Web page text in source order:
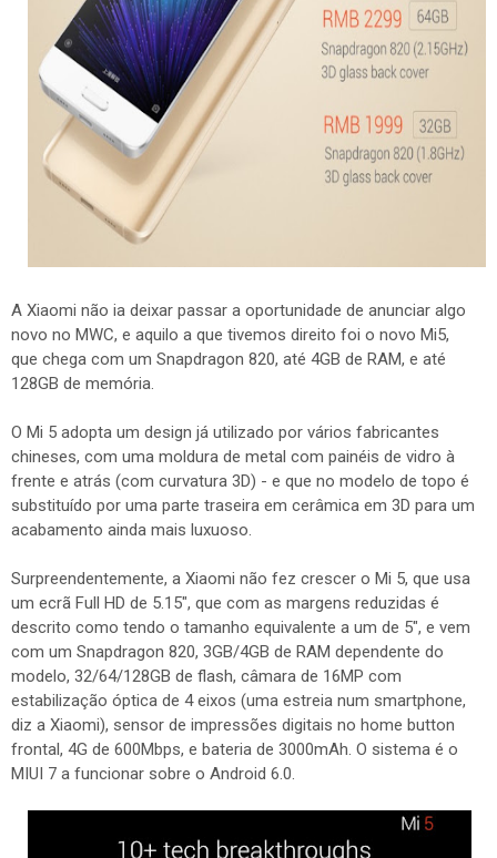
A Xiaomi não ia deixar passar a oportunidade de anunciar algo
novo no MWC, e aquilo a que tivemos direito foi o novo Mi5,
que chega com um Snapdragon 820, até 4GB de RAM, e até
128GB de memória.
O Mi 5 adopta um design já utilizado por vários fabricantes
chineses, com uma moldura de metal com painéis de vidro à
frente e atrás (com curvatura 3D) - e que no modelo de topo é
substituído por uma parte traseira em cerâmica em 3D para um
acabamento ainda mais luxuoso.
Surpreendentemente, a Xiaomi não fez crescer o Mi 5, que usa
um ecrã Full HD de 5.15", que com as margens reduzidas é
descrito como tendo o tamanho equivalente a um de 5", e vem
com um Snapdragon 820, 3GB/4GB de RAM dependente do
modelo, 32/64/128GB de flash, câmara de 16MP com
estabilização óptica de 4 eixos (uma estreia num smartphone,
diz a Xiaomi), sensor de impressões digitais no home button
frontal, 4G de 600Mbps, e bateria de 3000mAh. O sistema é o
MIUI 7 a funcionar sobre o Android 6.0.